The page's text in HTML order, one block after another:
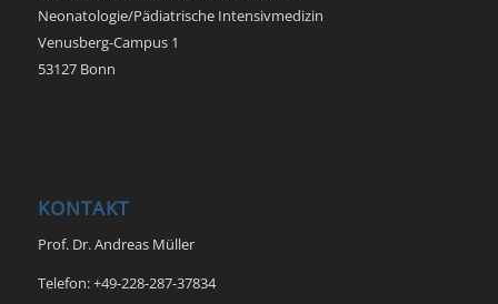
Neonatologie/Pädiatrische Intensivmedizin
Venusberg-Campus 1
53127 Bonn
KONTAKT
Prof. Dr. Andreas Müller
Telefon: +49-228-287-37834